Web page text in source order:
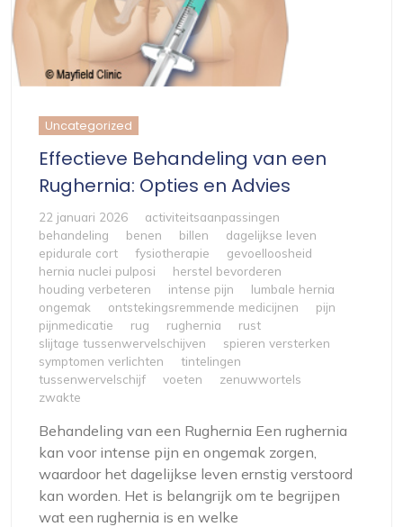
Uncategorized
Effectieve Behandeling van een
Rughernia: Opties en Advies
22 januari 2026
activiteitsaanpassingen
behandeling
benen billen
dagelijkse leven
epidurale cort
fysiotherapie
gevoelloosheid
hernia nuclei pulposi
herstel bevorderen
houding verbeteren
intense pijn
lumbale hernia
ongemak
ontstekingsremmende medicijnen
pijn
pijnmedicatie
rug rughernia
rust
slijtage tussenwervelschijven
spieren versterken
symptomen verlichten
tintelingen
tussenwervelschijf
voeten
zenuwwortels
zwakte
Behandeling van een Rughernia Een rughernia
kan voor intense pijn en ongemak zorgen,
waardoor het dagelijkse leven ernstig verstoord
kan worden. Het is belangrijk om te begrijpen
wat een rughernia is en welke